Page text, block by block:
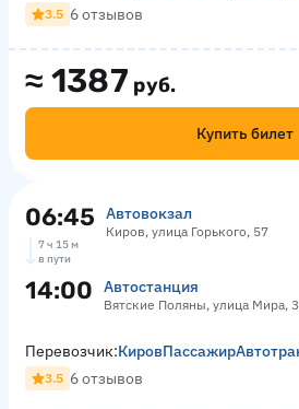
≈ 1387 руб.
Купить билет
3.5 6 отзывов
06:45 Автовокзал
Киров, улица Горького, 57
7 ч 15 м
в пути
14:00 Автостанция
Вятские Поляны, улица Мира,
Перевозчик:
3.5 6 отзывов